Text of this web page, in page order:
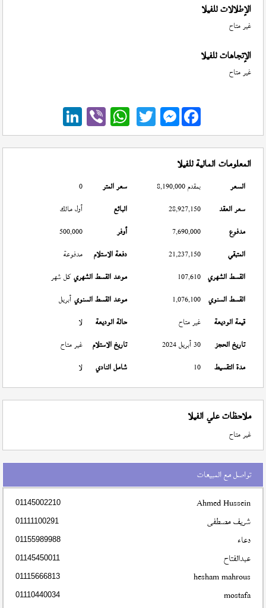
الإطلالات للفيلا
غير متاح
الإتجاهات للفيلا
غير متاح
Messenger
المعلومات المالية للفيلا
السعر بمقدم 8,190,000 سعر المتر
0
سعر العقد
28,927,150 البائع
أول مالك
مدفوع
7,690,000 أوفر
500,000
المتبقي
21,237,150 دفعة الاستلام
مدفوعة
القسط الشهري 107,610 موعد القسط الشهري كل شهر
القسط السنوي 1,076,100 موعد القسط السنوي أبريل
قيمة الوديعة
غير متاح حالة الوديعة
لا
تاريخ الحجز
30 أبريل 2024 تاريخ الاستلام
غير متاح
مدة التقسيط
10 شامل النادي لا
ملاحظات علي الفيلا
غير متاح
تواصل مع المبيعات
Ahmed Hussein
01145002210
شريف مصطفى 01111100291
دعاء 01155989988
عبدالفتاح 01145450011
hesham mahrous
01115666813
mostafa
01110440034